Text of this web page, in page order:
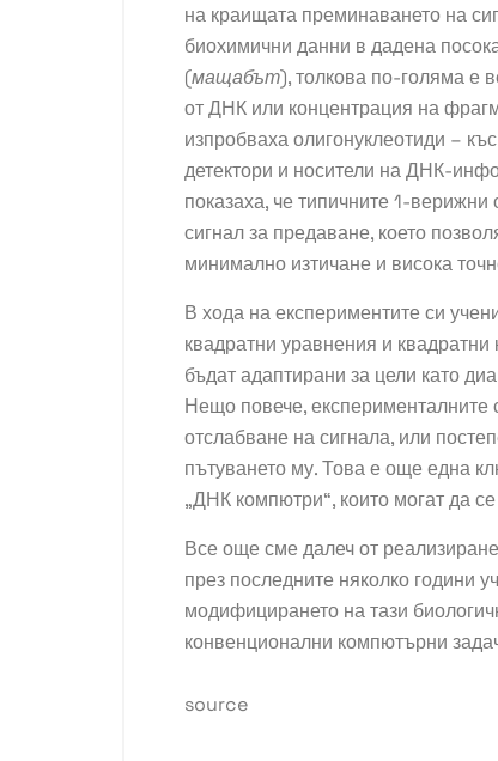
на краищата преминаването на
биохимични данни в дадена
(мащабът), толкова по-голяма е
от ДНК или концентрация на
изпробваха олигонуклеотиди –
детектори и носители на ДНК-
показаха, че типичните 1-
сигнал за предаване, което
минимално изтичане и висока
В хода на експериментите си
квадратни уравнения и
бъдат адаптирани за цели като
Нещо повече, експерименталните
отслабване на сигнала, или
пътуването му. Това е още една
„ДНК компютри“, които могат да
Все още сме далеч от
през последните няколко години
модифицирането на тази
конвенционални компютърни
source